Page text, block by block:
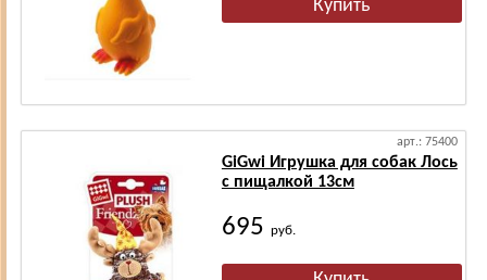
арт.: 75400
GiGwi Игрушка для собак Лось
с пищалкой 13см
695 руб.